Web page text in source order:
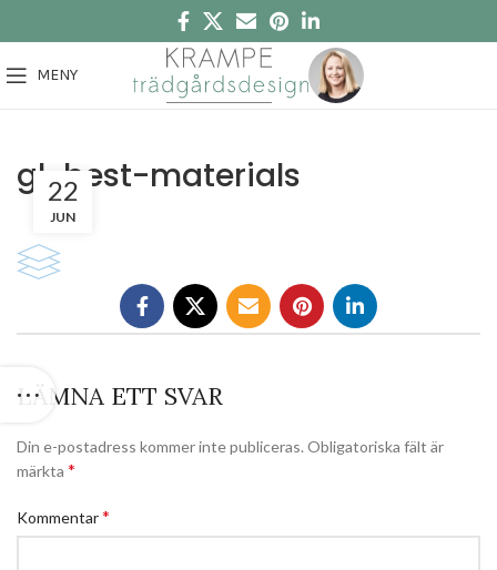
MENY
gl-best-materials
22
JUN
LÄMNA ETT SVAR
Din e-postadress kommer inte publiceras. Obligatoriska fält är
märkta *
Kommentar*